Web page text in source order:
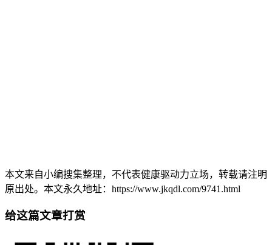
本文来自小编搜集整理，不代表健康驱动力立场，转载请注明
原出处。本文永久地址：https://www.jkqdl.com/9741.html
给这篇文章打赏